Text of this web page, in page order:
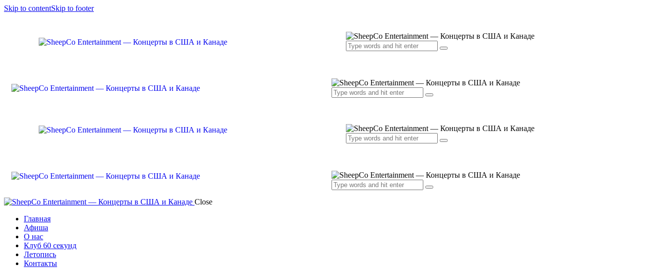
Skip to contentSkip to footer
Close
Главная
Афиша
О нас
Клуб 60 секунд
Летопись
Контакты